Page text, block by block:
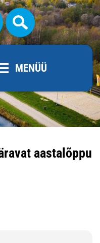
MENÜÜ
aastalõppu